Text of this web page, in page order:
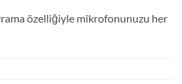
özelliğiyle mikrofonunuzu her